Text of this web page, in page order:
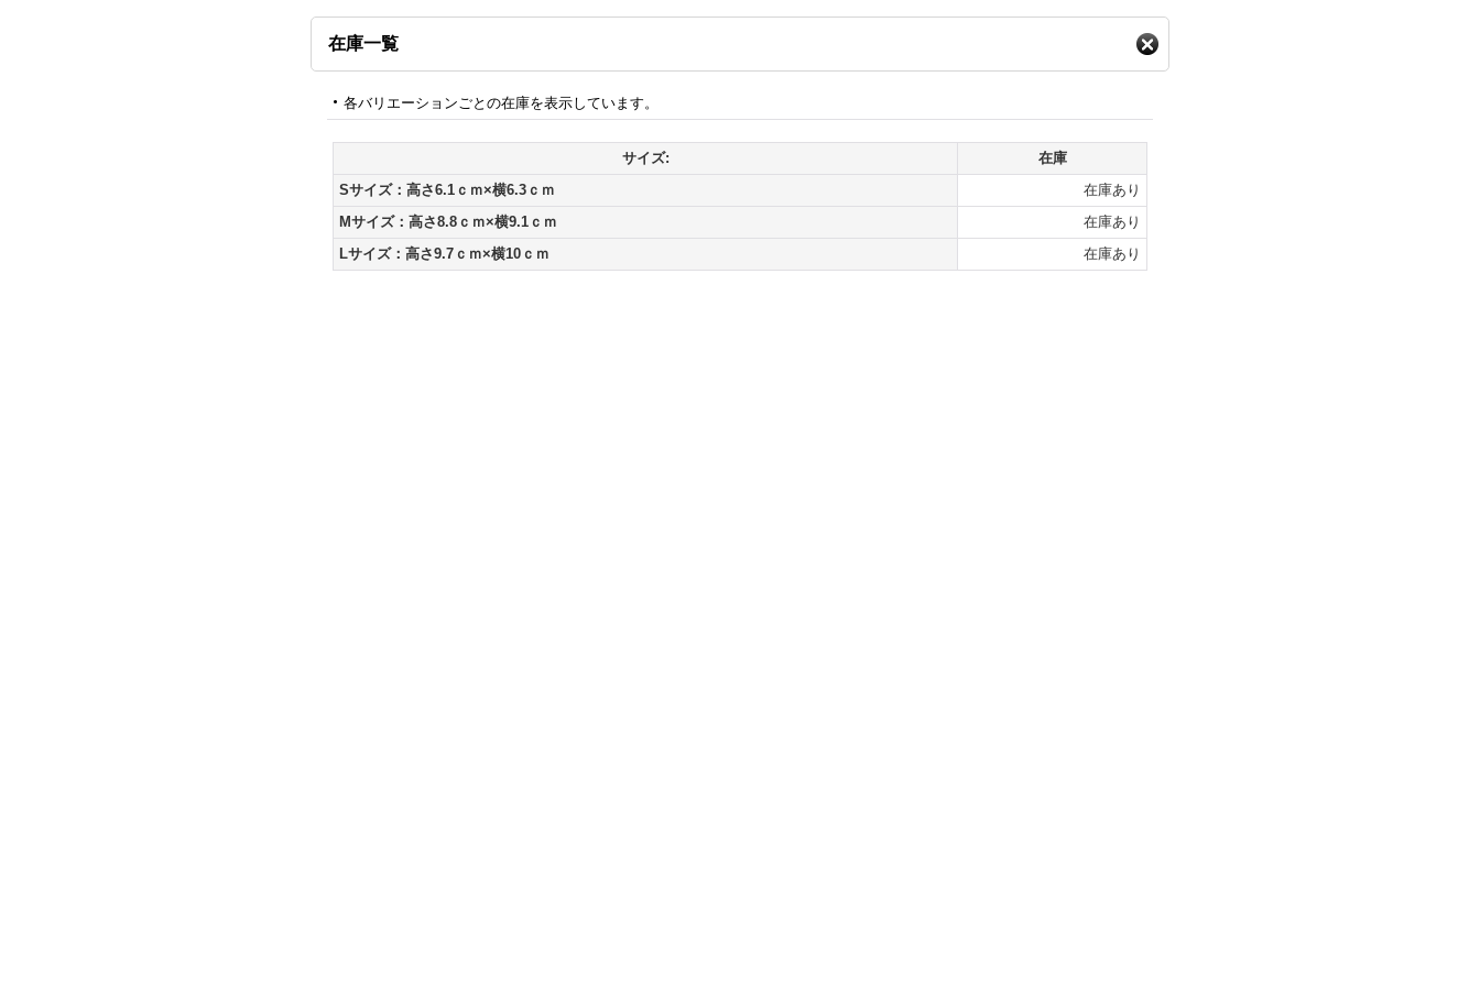
在庫一覧
各バリエーションごとの在庫を表示しています。
サイズ:
在庫
Sサイズ：高さ6.1ｃｍ×横6.3ｃｍ
在庫あり
Mサイズ：高さ8.8ｃｍ×横9.1ｃｍ
在庫あり
Lサイズ：高さ9.7ｃｍ×横10ｃｍ
在庫あり